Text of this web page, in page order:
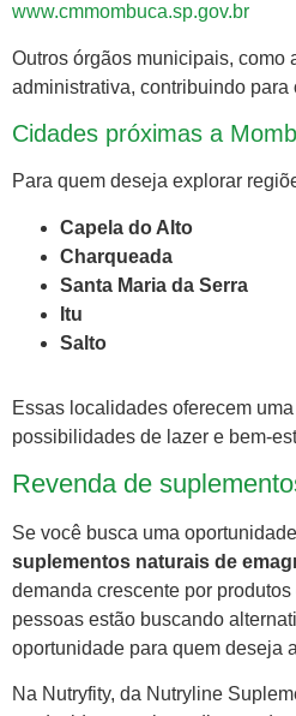
www.cmmombuca.sp.gov.br
Outros órgãos municipais, como
administrativa, contribuindo
Cidades próximas a
Para quem deseja explorar
Capela do Alto
Charqueada
Santa Maria da Serra
Itu
Salto
Essas localidades oferecem
possibilidades de lazer e bem-
Revenda de
Se você busca uma
suplementos naturais de
demanda crescente por
pessoas estão buscando
oportunidade para quem deseja
Na Nutryfity, da Nutryline